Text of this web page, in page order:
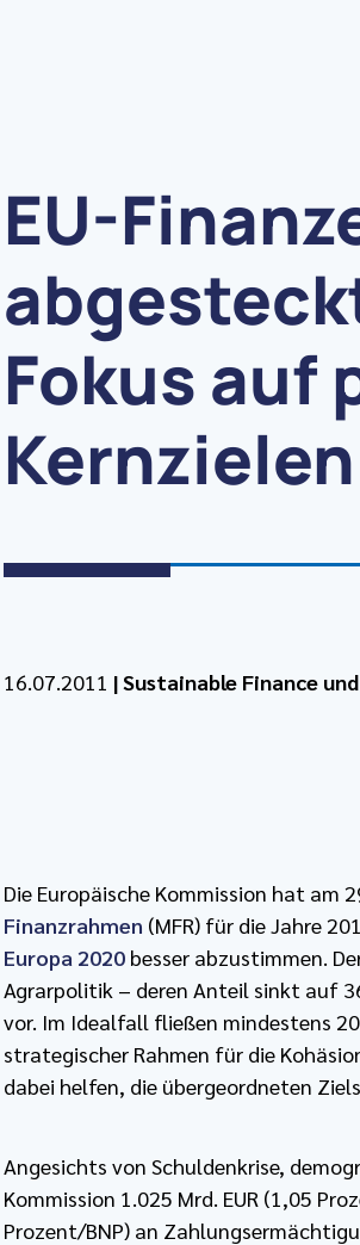
EU-
Fokus auf
Kernzielen
16.07.2011 |Sustainable Finance
Die Europäische Kommission hat am
Finanzrahmen (MFR) für die Jahre
Europa 2020 besser abzustimmen.
Agrarpolitik – deren Anteil sinkt auf
vor. Im Idealfall fließen mindestens
strategischer Rahmen für die
dabei helfen, die übergeordneten
Angesichts von Schuldenkrise,
Kommission 1.025 Mrd. EUR (1,05
Prozent/BNP) an